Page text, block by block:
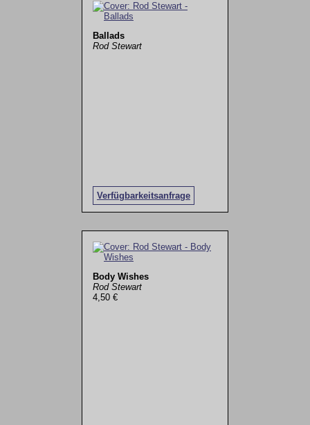
Ballads
Rod Stewart
Verfügbarkeitsanfrage
Body Wishes
Rod Stewart
4,50 €